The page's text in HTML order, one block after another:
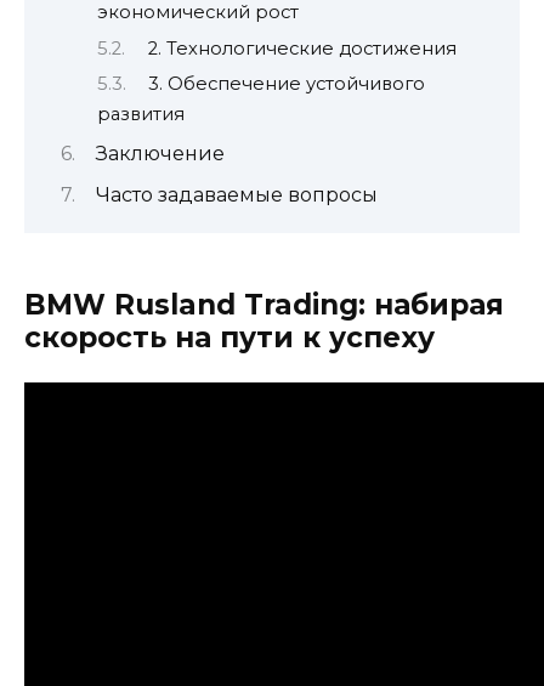
экономический рост
2. Технологические достижения
3. Обеспечение устойчивого
развития
Заключение
Часто задаваемые вопросы
BMW Rusland Trading: набирая
скорость на пути к успеху